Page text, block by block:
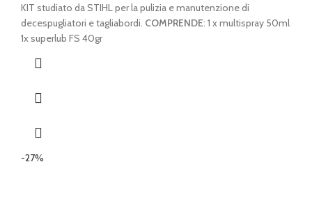
prezzo
originale
era:
prezzo
attuale
è:
KIT studiato da STIHL per la pulizia e manutenzione di
decespugliatori e tagliabordi. COMPRENDE: 1 x multispray 50ml
1x superlub FS 40gr
-27%